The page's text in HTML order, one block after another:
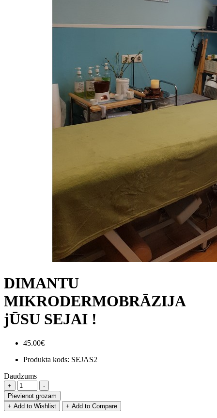
DIMANTU
MIKRODERMOBRĀZIJA
jŪSU SEJAI !
45.00€
Produkta kods: SEJAS2
Daudzums
Pievienot grozam
+ Add to Wishlist
+ Add to Compare